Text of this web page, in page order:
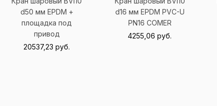
d50 мм EPDM +
площадка под
привод
20537,23руб.
d16 мм EPDM PVC-U
PN16 COMER
4255,06руб.